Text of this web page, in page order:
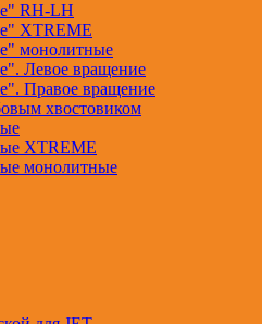
RH-LH
XTREME
монолитные
Левое вращение
Правое вращение
хвостовиком
XTREME
монолитные